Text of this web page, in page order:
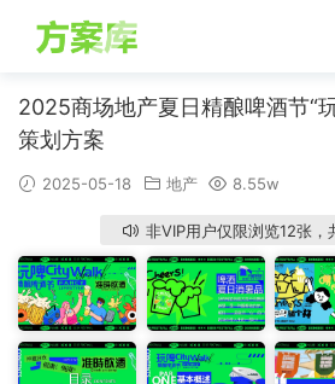
2025商场地产夏日精酿啤酒节“
策划方案
2025-05-18 地产 8.55w
非VIP用户仅限浏览12张，